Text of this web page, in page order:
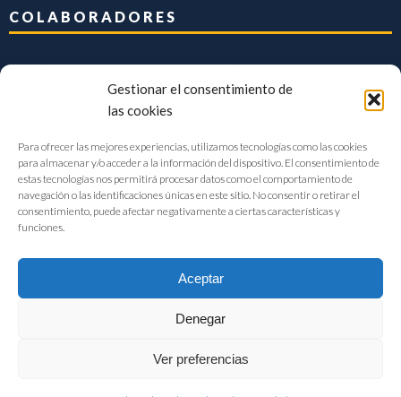
Gestionar el consentimiento de
las cookies
Para ofrecer las mejores experiencias, utilizamos tecnologías como las cookies
para almacenar y/o acceder a la información del dispositivo. El consentimiento de
estas tecnologías nos permitirá procesar datos como el comportamiento de
navegación o las identificaciones únicas en este sitio. No consentir o retirar el
consentimiento, puede afectar negativamente a ciertas características y
funciones.
Aceptar
Denegar
Ver preferencias
COLABORADORES
FIAB Federación Española de Industrias de la Alimentación y Bebidas